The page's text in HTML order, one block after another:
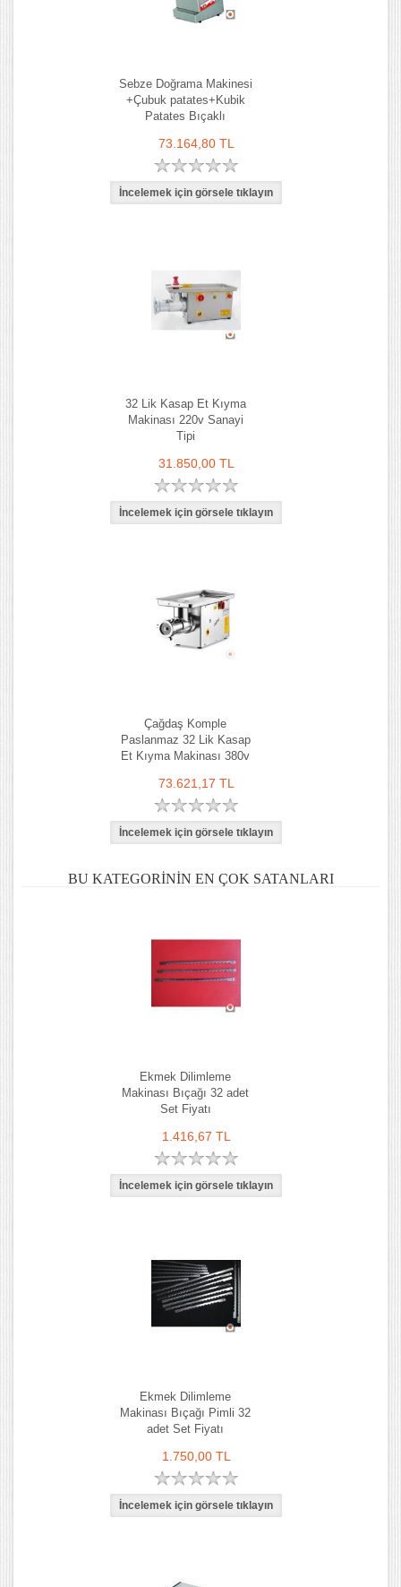
Sebze Doğrama Makinesi
+Çubuk patates+Kubik
Patates Bıçaklı
73.164,80 TL
32 Lik Kasap Et Kıyma
Makinası 220v Sanayi
Tipi
31.850,00 TL
Çağdaş Komple
Paslanmaz 32 Lik Kasap
Et Kıyma Makinası 380v
73.621,17 TL
BU KATEGORININ EN ÇOK SATANLARI
Ekmek Dilimleme
Makinası Bıçağı 32 adet
Set Fiyatı
1.416,67 TL
Ekmek Dilimleme
Makinası Bıçağı Pimli 32
adet Set Fiyatı
1.750,00 TL